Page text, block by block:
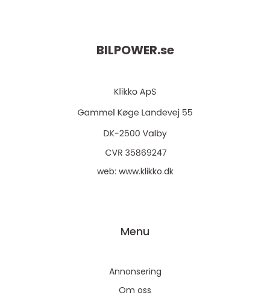
BILPOWER.se
web: www.klikko.dk
Menu
Annonsering
Om oss